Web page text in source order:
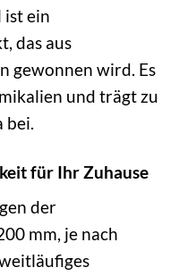
ein
das aus
gewonnen wird. Es
und trägt zu
bei.
für Ihr Zuhause
der
mm, je nach